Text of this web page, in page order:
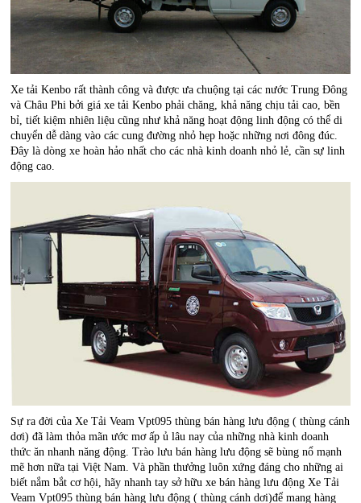
Xe tải Kenbo rất thành công và được ưa chuộng tại các nước Trung Đông
và Châu Phi bởi giá xe tải Kenbo phải chăng, khả năng chịu tải cao, bền
bỉ, tiết kiệm nhiên liệu cũng như khả năng hoạt động linh động có thể di
chuyển dễ dàng vào các cung đường nhỏ hẹp hoặc những nơi đông đúc.
Đây là dòng xe hoàn hảo nhất cho các nhà kinh doanh nhỏ lẻ, cần sự linh
động cao.
Sự ra đời của Xe Tải Veam Vpt095 thùng bán hàng lưu động ( thùng cánh
dơi) đã làm thỏa mãn ước mơ ấp ủ lâu nay của những nhà kinh doanh
thức ăn nhanh năng động. Trào lưu bán hàng lưu động sẽ bùng nổ mạnh
mẽ hơn nữa tại Việt Nam. Và phần thưởng luôn xứng đáng cho những ai
biết nắm bắt cơ hội, hãy nhanh tay sở hữu xe bán hàng lưu động Xe Tải
Veam Vpt095 thùng bán hàng lưu động ( thùng cánh dơi)để mang hàng